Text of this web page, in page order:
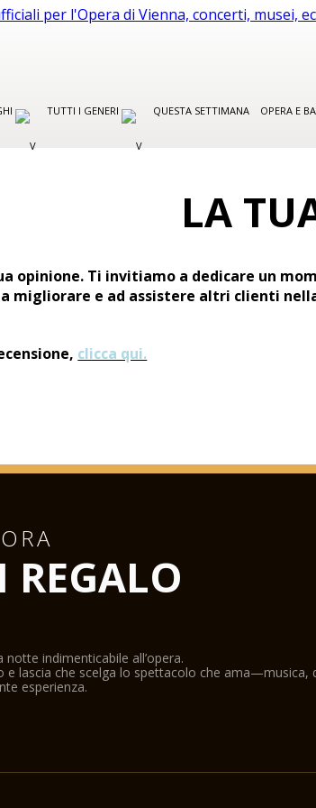
TUTTI I GENERI QUESTA SETTIMANA OPERA E
LA
opinione. Ti invitiamo a dedicare un
migliorare e ad assistere altri clienti
clicca qui.
notte indimenticabile all’opera.
e lascia che scelga lo spettacolo che ama—musica,
esperienza.